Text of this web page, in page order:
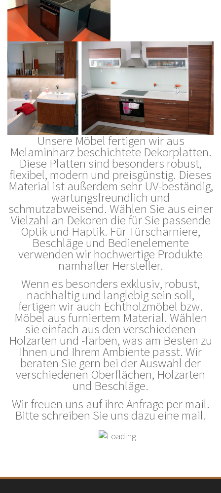
Unsere Möbel fertigen wir aus
Melaminharz beschichtete Dekorplatten.
Diese Platten sind besonders robust,
flexibel, modern und preisgünstig. Dieses
Material ist außerdem sehr UV-beständig,
wartungsfreundlich und
schmutzabweisend. Wählen Sie aus einer
Vielzahl an Dekoren die für Sie passende
Optik und Haptik. Für Türscharniere,
Beschläge und Bedienelemente
verwenden wir hochwertige Produkte
namhafter Hersteller.
Wenn es besonders exklusiv, robust,
nachhaltig und langlebig sein soll,
fertigen wir auch Echtholzmöbel bzw.
Möbel aus furniertem Material. Wählen
sie einfach aus den verschiedenen
Holzarten und -farben, was am Besten zu
Ihnen und Ihrem Ambiente passt. Wir
beraten Sie gern bei der Auswahl der
verschiedenen Oberflächen, Holzarten
und Beschläge.
Wir freuen uns auf ihre Anfrage per mail.
Bitte schreiben Sie uns dazu eine mail.